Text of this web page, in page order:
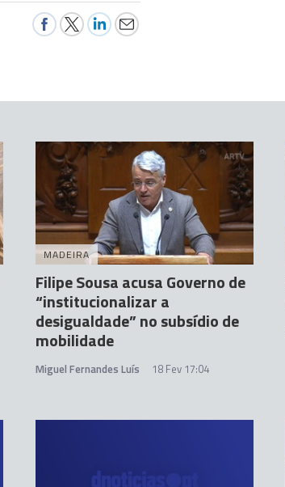
MADEIRA
Filipe Sousa acusa Governo de
“institucionalizar a
desigualdade” no subsídio de
mobilidade
Miguel Fernandes Luís 18 Fev 17:04